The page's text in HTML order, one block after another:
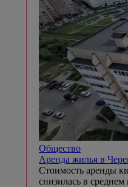
Общество
Аренда жилья в
Стоимость аренды
снизилась в среднем